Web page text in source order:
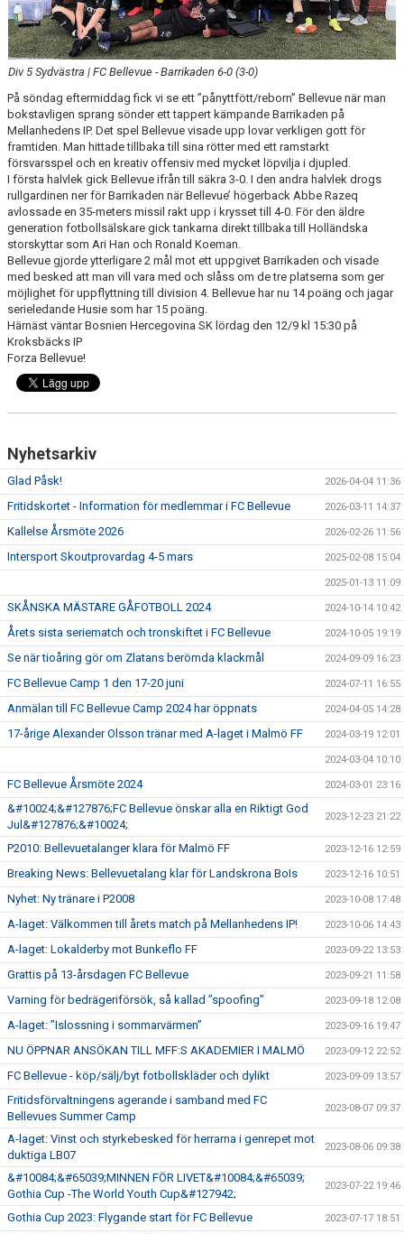
KLÄDBESTÄLLNING
SPONSORER
KLUBBMAGASIN
NATIONELLA SPELFORMER
PROVTRÄNING
SKADEBEHANDLING
VÄRDEGRUND
FOTBOLLSCAMP 2026
TRÄNARUTBILDNING
SUPPORTERPRYLAR
PROJEKT
DOMARE
POLICY SOCIALA MEDIER
FRITIDSKORTET 2026
Div 5 Sydvästra | FC Bellevue - Barrikaden 6-0 (3-0)
På söndag eftermiddag fick vi se ett ”pånyttfött/reborn” Bellevue när man
bokstavligen sprang sönder ett tappert kämpande Barrikaden på
Mellanhedens IP. Det spel Bellevue visade upp lovar verkligen gott för
framtiden. Man hittade tillbaka till sina rötter med ett ramstarkt
försvarsspel och en kreativ offensiv med mycket löpvilja i djupled.
I första halvlek gick Bellevue ifrån till säkra 3-0. I den andra halvlek drogs
rullgardinen ner för Barrikaden när Bellevue’ högerback Abbe Razeq
avlossade en 35-meters missil rakt upp i krysset till 4-0. För den äldre
generation fotbollsälskare gick tankarna direkt tillbaka till Holländska
storskyttar som Ari Han och Ronald Koeman.
Bellevue gjorde ytterligare 2 mål mot ett uppgivet Barrikaden och visade
med besked att man vill vara med och slåss om de tre platserna som ger
möjlighet för uppflyttning till division 4. Bellevue har nu 14 poäng och jagar
serieledande Husie som har 15 poäng.
Härnäst väntar Bosnien Hercegovina SK lördag den 12/9 kl 15:30 på
Kroksbäcks IP
Forza Bellevue!
Nyhetsarkiv
Glad Påsk! 2026-04-04 11:36
Fritidskortet - Information för medlemmar i FC Bellevue 2026-03-11 14:37
Kallelse Årsmöte 2026 2026-02-26 11:56
Intersport Skoutprovardag 4-5 mars 2025-02-08 15:04
2025-01-13 11:09
SKÅNSKA MÄSTARE GÅFOTBOLL 2024 2024-10-14 10:42
Årets sista seriematch och tronskiftet i FC Bellevue 2024-10-05 19:19
Se när tioåring gör om Zlatans berömda klackmål 2024-09-09 16:23
FC Bellevue Camp 1 den 17-20 juni 2024-07-11 16:55
Anmälan till FC Bellevue Camp 2024 har öppnats 2024-04-05 14:28
17-årige Alexander Olsson tränar med A-laget i Malmö FF 2024-03-19 12:01
2024-03-04 10:10
FC Bellevue Årsmöte 2024 2024-03-01 23:16
&#10024;&#127876;FC Bellevue önskar alla en Riktigt God
Jul&#127876;&#10024;
2023-12-23 21:22
P2010: Bellevuetalanger klara för Malmö FF 2023-12-16 12:59
Breaking News: Bellevuetalang klar för Landskrona BoIs 2023-12-16 10:51
Nyhet: Ny tränare i P2008 2023-10-08 17:48
A-laget: Välkommen till årets match på Mellanhedens IP! 2023-10-06 14:43
A-laget: Lokalderby mot Bunkeflo FF 2023-09-22 13:53
Grattis på 13-årsdagen FC Bellevue 2023-09-21 11:58
Varning för bedrägeriförsök, så kallad ”spoofing” 2023-09-18 12:08
A-laget: ”Islossning i sommarvärmen” 2023-09-16 19:47
NU ÖPPNAR ANSÖKAN TILL MFF:S AKADEMIER I MALMÖ 2023-09-12 22:52
FC Bellevue - köp/sälj/byt fotbollskläder och dylikt 2023-09-09 13:57
Fritidsförvaltningens agerande i samband med FC
Bellevues Summer Camp
2023-08-07 09:37
A-laget: Vinst och styrkebesked för herrarna i genrepet mot
duktiga LB07
2023-08-06 09:38
&#10084;&#65039;MINNEN FÖR LIVET&#10084;&#65039;
Gothia Cup -The World Youth Cup&#127942;
2023-07-22 19:46
Gothia Cup 2023: Flygande start för FC Bellevue 2023-07-17 18:51